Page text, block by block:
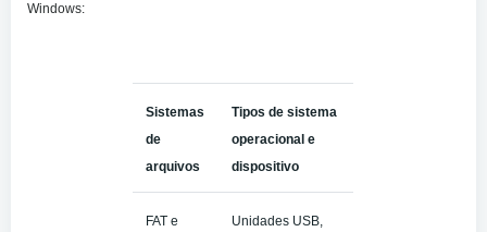
Windows:
Sistemas
de
arquivos
Tipos de sistema
operacional e
dispositivo
FAT e
Unidades USB,